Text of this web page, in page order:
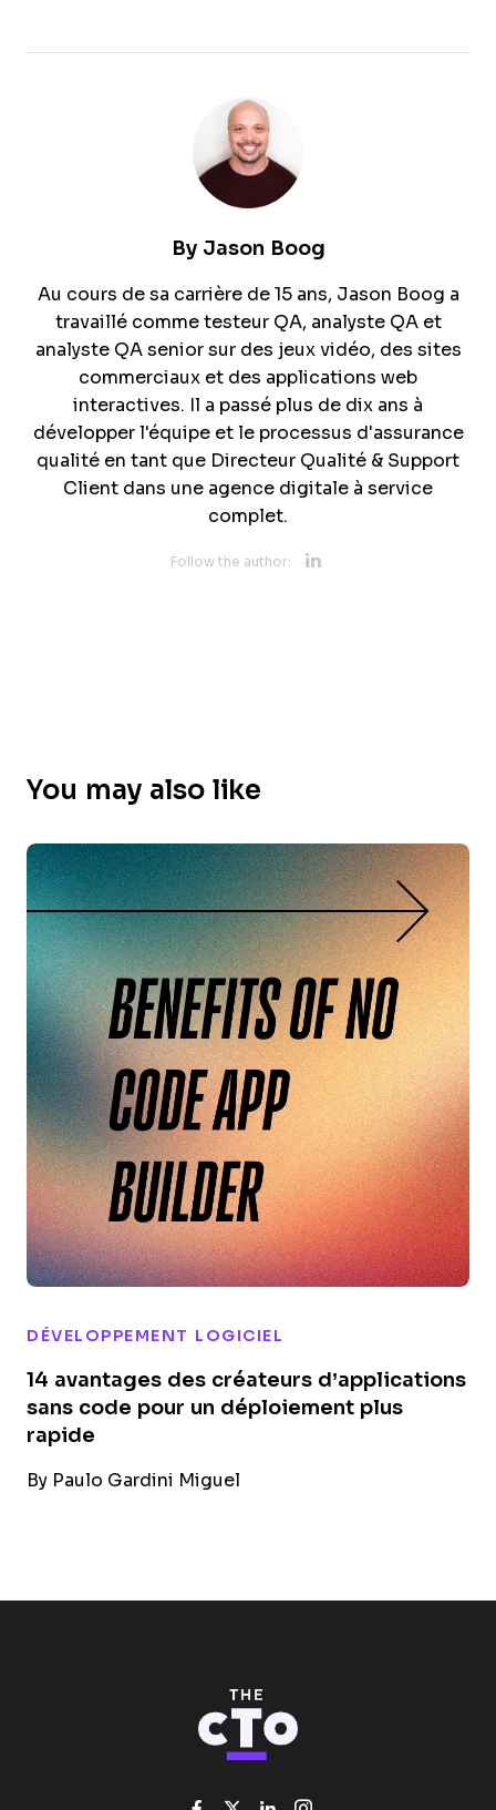
By Jason Boog
Au cours de sa carrière de 15 ans, Jason Boog a
travaillé comme testeur QA, analyste QA et
analyste QA senior sur des jeux vidéo, des sites
commerciaux et des applications web
interactives. Il a passé plus de dix ans à
développer l'équipe et le processus d'assurance
qualité en tant que Directeur Qualité & Support
Client dans une agence digitale à service
complet.
Follow the author:
You may also like
DÉVELOPPEMENT LOGICIEL
14 avantages des créateurs d’applications
sans code pour un déploiement plus
rapide
By Paulo Gardini Miguel